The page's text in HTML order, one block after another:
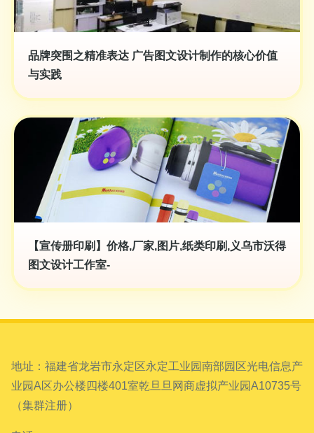
品牌突围之精准表达 广告图文设计制作的核心价值
与实践
【宣传册印刷】价格,厂家,图片,纸类印刷,义乌市沃得
图文设计工作室-
地址：福建省龙岩市永定区永定工业园南部园区光电信息产
业园A区办公楼四楼401室乾旦旦网商虚拟产业园A10735号
（集群注册）